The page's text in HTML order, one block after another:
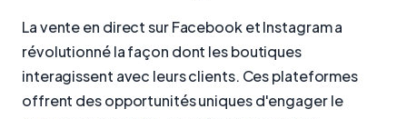
La vente en direct sur Facebook et Instagram a
révolutionné la façon dont les boutiques
interagissent avec leurs clients. Ces plateformes
offrent des opportunités uniques d'engager le